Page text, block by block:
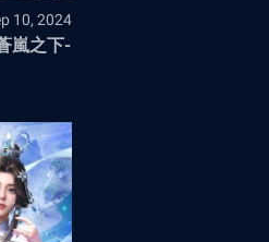
10, 2024
嵐之下-